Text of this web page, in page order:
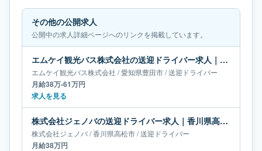
その他の公開求人
公開中の求人詳細ページへのリンクを掲載しています。
エムケイ観光バス株式会社の送迎ドライバー求人｜愛知県豊田市｜月給38万-61万円
エムケイ観光バス株式会社 /愛知県豊田市/送迎ドライバー
月給38万-61万円
求人を見る
株式会社ジェノバの送迎ドライバー求人｜香川県高松市｜月給38万円
株式会社ジェノバ/香川県高松市/送迎ドライバー
月給38万円